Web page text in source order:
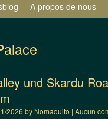
A propos de nous
und Skardu
2026 by Nomaquito |Aucun